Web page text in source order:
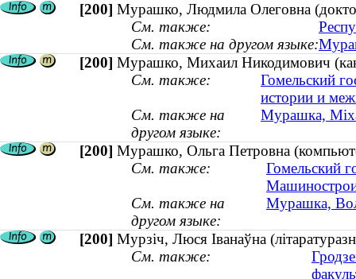
[200] Мурашко, Людмила Олеговна
См. также:
См. также на другом языке:
[200] Мурашко, Михаил Никодимович
См. также:
Гомельский
истории и
См. также на
другом языке:
Мурашка,
[200] Мурашко, Ольга Петровна
См. также:
Гомельский
См. также на
другом языке:
Мурашка,
[200] Мурзіч, Люся Іванаўна
См. также: